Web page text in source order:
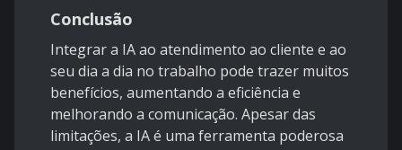
Conclusão
Integrar a IA ao atendimento ao cliente e ao
seu dia a dia no trabalho pode trazer muitos
benefícios, aumentando a eficiência e
melhorando a comunicação. Apesar das
limitações, a IA é uma ferramenta poderosa